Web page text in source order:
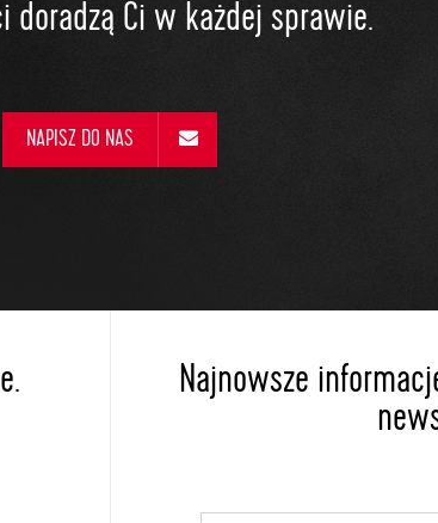
doradzą Ci w każdej sprawie.
NAPISZ DO NAS
Najnowsze